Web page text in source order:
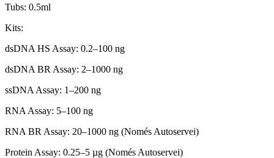
Tubs: 0.5ml
Kits:
dsDNA HS Assay: 0.2–100 ng
dsDNA BR Assay: 2–1000 ng
ssDNA Assay: 1–200 ng
RNA Assay: 5–100 ng
RNA BR Assay: 20–1000 ng (Només Autoservei)
Protein Assay: 0.25–5 µg (Només Autoservei)